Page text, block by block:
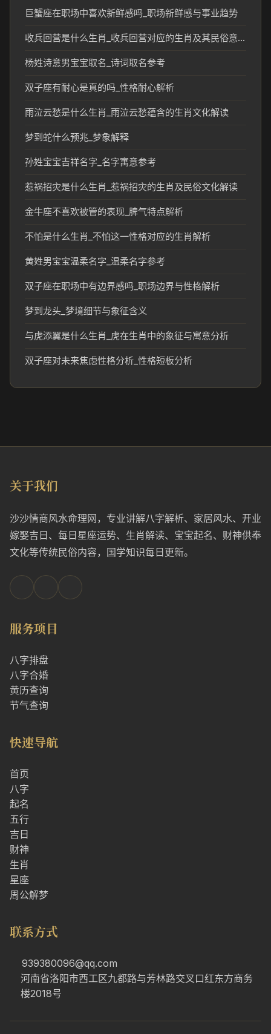
巨蟹座在职场中喜欢新鲜感吗_职场新鲜感与事业趋势
收兵回营是什么生肖_收兵回营对应的生肖及其民俗意义
杨姓诗意男宝宝取名_诗词取名参考
双子座有耐心是真的吗_性格耐心解析
雨泣云愁是什么生肖_雨泣云愁蕴含的生肖文化解读
梦到蛇什么预兆_梦象解释
孙姓宝宝吉祥名字_名字寓意参考
惹祸招灾是什么生肖_惹祸招灾的生肖及民俗文化解读
金牛座不喜欢被管的表现_脾气特点解析
不怕是什么生肖_不怕这一性格对应的生肖解析
黄姓男宝宝温柔名字_温柔名字参考
双子座在职场中有边界感吗_职场边界与性格解析
梦到龙头_梦境细节与象征含义
与虎添翼是什么生肖_虎在生肖中的象征与寓意分析
双子座对未来焦虑性格分析_性格短板分析
关于我们
沙沙情商风水命理网，专业讲解八字解析、家居风水、开业
嫁娶吉日、每日星座运势、生肖解读、宝宝起名、财神供奉
文化等传统民俗内容，国学知识每日更新。
服务项目
八字排盘
八字合婚
黄历查询
节气查询
快速导航
首页
八字
起名
五行
吉日
财神
生肖
星座
周公解梦
联系方式
939380096@qq.com
河南省洛阳市西工区九都路与芳林路交叉口红东方商务
楼2018号